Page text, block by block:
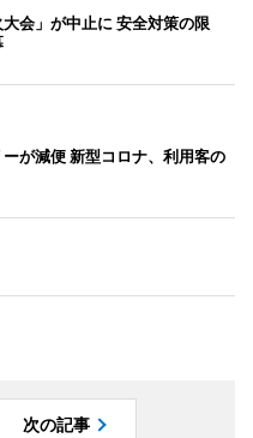
会」が中止に 安全対策の限
が減便 新型コロナ、利用客の
次の記事